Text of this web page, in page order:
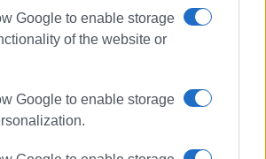
Google to enable storage
of the website or
Google to enable storage
Επαγγελματικό Γυμνάσιο – Λύκειο
Κέρκυρας
Το υψηλό φαινολικό ελαιόλαδο
ως νέα θεραπεία για ασθενείς με
νευροϊνωμάτωση, τύπου 1